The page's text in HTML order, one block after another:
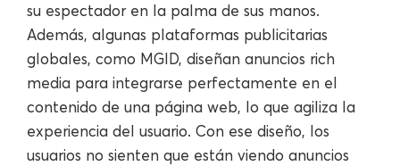
su espectador en la palma de sus manos.
Además, algunas plataformas publicitarias
globales, como MGID, diseñan anuncios rich
media para integrarse perfectamente en el
contenido de una página web, lo que agiliza la
experiencia del usuario. Con ese diseño, los
usuarios no sienten que están viendo anuncios